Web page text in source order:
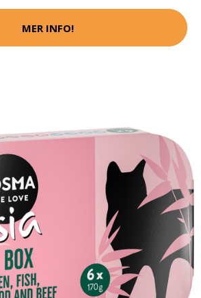
MER INFO!